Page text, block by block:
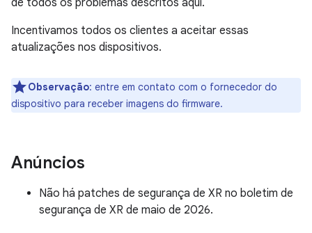
de todos os problemas descritos aqui.
Incentivamos todos os clientes a aceitar essas
atualizações nos dispositivos.
Observação: entre em contato com o fornecedor do
dispositivo para receber imagens do firmware.
Anúncios
Não há patches de segurança de XR no boletim de
segurança de XR de maio de 2026.